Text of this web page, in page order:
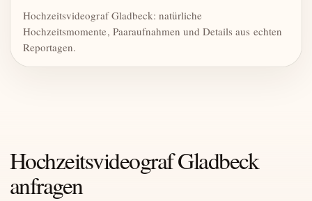
Hochzeitsvideograf Gladbeck: natürliche
Hochzeitsmomente, Paaraufnahmen und Details aus echten
Reportagen.
Hochzeitsvideograf Gladbeck
anfragen